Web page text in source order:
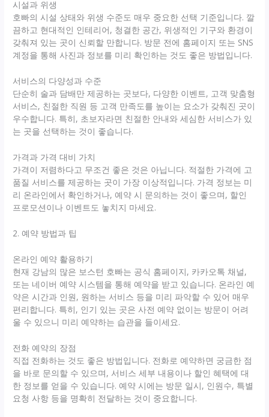
시설과 위생
호빠의 시설 상태와 위생 수준도 매우 중요한 선택 기준입니다. 깔
끔하고 현대적인 인테리어, 청결한 공간, 위생적인 기구와 환경이
갖춰져 있는 곳이 신뢰할 만합니다. 방문 전에 홈페이지 또는 SNS
계정을 통해 사진과 정보를 미리 확인하는 것도 좋은 방법입니다.
서비스의 다양성과 수준
단순히 술과 담배만 제공하는 곳보다, 다양한 이벤트, 고객 맞춤형
서비스, 친절한 직원 등 고객 만족도를 높이는 요소가 갖춰진 곳이
우수합니다. 특히, 초보자라면 친절한 안내와 세심한 서비스가 있
는 곳을 선택하는 것이 좋습니다.
가격과 가격 대비 가치
가격이 저렴하다고 무조건 좋은 것은 아닙니다. 적절한 가격에 고
품질 서비스를 제공하는 곳이 가장 이상적입니다. 가격 정보는 미
리 온라인에서 확인하거나, 예약 시 문의하는 것이 좋으며, 할인
프로모션이나 이벤트도 놓치지 마세요.
2. 예약 방법과 팁
온라인 예약 활용하기
현재 강남의 많은 보스턴 호빠는 공식 홈페이지, 카카오톡 채널,
또는 네이버 예약 시스템을 통해 예약을 받고 있습니다. 온라인 예
약은 시간과 인원, 원하는 서비스 등을 미리 파악할 수 있어 매우
편리합니다. 특히, 인기 있는 곳은 사전 예약 없이는 방문이 어려
울 수 있으니 미리 예약하는 습관을 들이세요.
전화 예약의 장점
직접 전화하는 것도 좋은 방법입니다. 전화로 예약하면 궁금한 점
을 바로 문의할 수 있으며, 서비스 세부 내용이나 할인 혜택에 대
한 정보를 얻을 수 있습니다. 예약 시에는 방문 일시, 인원수, 특별
요청 사항 등을 명확히 전달하는 것이 중요합니다.